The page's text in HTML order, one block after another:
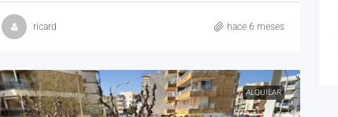
ricard hace 6 meses
ALQUILAR